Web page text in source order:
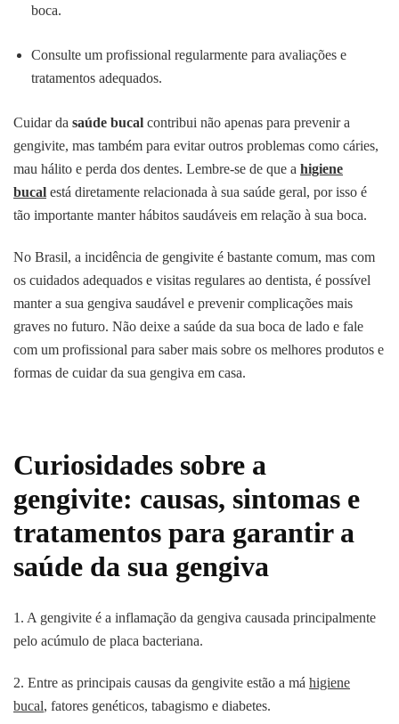
boca.
Consulte um profissional regularmente para avaliações e
tratamentos adequados.
Cuidar da saúde bucal contribui não apenas para prevenir a
gengivite, mas também para evitar outros problemas como cáries,
mau hálito e perda dos dentes. Lembre-se de que a higiene
bucal está diretamente relacionada à sua saúde geral, por isso é
tão importante manter hábitos saudáveis em relação à sua boca.
No Brasil, a incidência de gengivite é bastante comum, mas com
os cuidados adequados e visitas regulares ao dentista, é possível
manter a sua gengiva saudável e prevenir complicações mais
graves no futuro. Não deixe a saúde da sua boca de lado e fale
com um profissional para saber mais sobre os melhores produtos e
formas de cuidar da sua gengiva em casa.
Curiosidades sobre a
gengivite: causas, sintomas e
tratamentos para garantir a
saúde da sua gengiva
1. A gengivite é a inflamação da gengiva causada principalmente
pelo acúmulo de placa bacteriana.
2. Entre as principais causas da gengivite estão a má higiene
bucal, fatores genéticos, tabagismo e diabetes.